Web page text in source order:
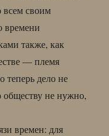
всем своим
времени
также, как
— племя
теперь дело не
обществу не нужно,
времен: для